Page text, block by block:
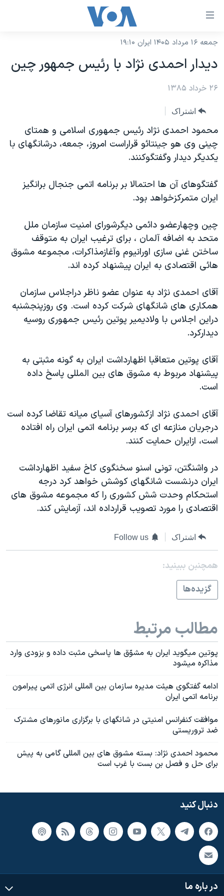
لینکهای
دسترسی
جهش
محتوای
جهش
به
صفحه
اصلی
به
جستجو
نسخه سبک وب‌سایت
موضوع ها
ایران
جهان
ورزشی
گزیده‌ها
ویژه برنامه‌ها
فرهنگ و زندگی
حقوق شهروندی
اقتصادی
علم و فناوری
اسرائیل در جنگ
گالری عکس
برنامه های تلویزیونی
جدول برنامه ها
صفحه‌های ویژه
جام جهانی ۲۰۲۶
عملیات خشم حماسی
۲۵۰سالگی آمریکا
مستندها
انتخابات ریاست جمهوری آمریکا ۲۰۲۴
حمله جمهوری اسلامی به اسرائیل
رمز مهسا
ورزش زنان در ایران
اعتراضات زن، زندگی، آزادی
تریبونال مردمی آبان ۹۸
دادگاه حمید نوری
قانون شفافیت دارائی کادر رهبری ایران
اعتراضات مردمی آبان ۹۸
نرگس محمدی برنده جایزه نوبل صلح
همایش محافظه‌کاران آمریکا «سی‌پک»
صفحه‌های ویژه
فرکانس‌های صدای آمریکا
پخش رادیویی
یادگیری زبان انگلیسی
دنبال کنید
زبانهای مختلف
جمعه ۱۶ مرداد ۱۴۰۵ ایران ۱۹:۱۰
ديدار احمدی نژاد با رئيس جمهور چين
۲۶ خرداد ۱۳۸۵
اشتراک
محمود احمدی نژاد رئيس جمهوری اسلامی و همتای
چينی وی هو جينتائو قراراست امروز، جمعه، درشانگهای با
يکديگر ديدار وگفتگوکنند.
گفتگوهای آن ها احتمالا بر برنامه اتمی جنجال برانگيز
ايران متمرکزخواهد بود.
چين وچهارعضو دائمی ديگرشورای امنيت سازمان ملل
متحد به اضافه آلمان ، برای ترغيب ايران به متوقف
ساختن غنی سازی اورانيوم وآغازمذاکرات، مجموعه مشوق
هائی اقتصادی به ايران پيشنهاد کرده اند.
آقای احمدی نژاد به عنوان عضو ناظر دراجلاس سازمان
همکاری های شانگهای شرکت کرده است. وی روزپنجشنبه
دراين اجلاس با ولاديمير پوتين رئيس جمهوری روسيه
ديدارکرد.
آقای پوتين متعاقبا اظهارداشت ايران به گونه مثبتی به
پيشنهاد مربوط به مشوق های بين المللی پاسخ داده
است.
آقای احمدی نژاد ازکشورهای آسيای ميانه تقاضا کرده است
درجريان منازعه ای که برسر برنامه اتمی ايران راه افتاده
است، ازايران حمايت کنند.
در واشنگتن، تونی اسنو سخنگوی کاخ سفيد اظهارداشت
ايران درنشست شانگهای کوشش خواهد کرد درجه
استحکام وحدت شش کشوری را که مجموعه مشوق های
اقتصادی را مورد تصويب قرارداده اند، آزمايش کند.
اشتراک Follow us
همچنبن ببینید:
گزيده‌ها
مطالب مرتبط
پوتين ميگويد ايران به مشوّق ها پاسخی مثبت داده و بزودی وارد
مذاکره ميشود
ادامه گفتگوی هيئت مديره سازمان بين المللی انرژی اتمی پيرامون
برنامه اتمی ايران
موافقت کنفرانس امنيتی در شانگهای با برگزاری مانورهای مشترک
ضد تروريستی
محمود احمدی نژاد: بسته مشوق های بين المللی گامی به پيش
برای حل و فصل بن بست با غرب است
دنبال کنید
در باره ما